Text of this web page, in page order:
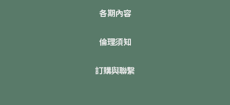
各期內容
倫理須知
訂購與聯繫